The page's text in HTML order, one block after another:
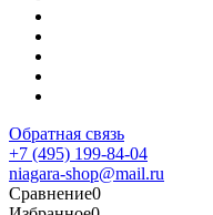
Обратная связь
+7 (495) 199-84-04
niagara-shop@mail.ru
Сравнение0